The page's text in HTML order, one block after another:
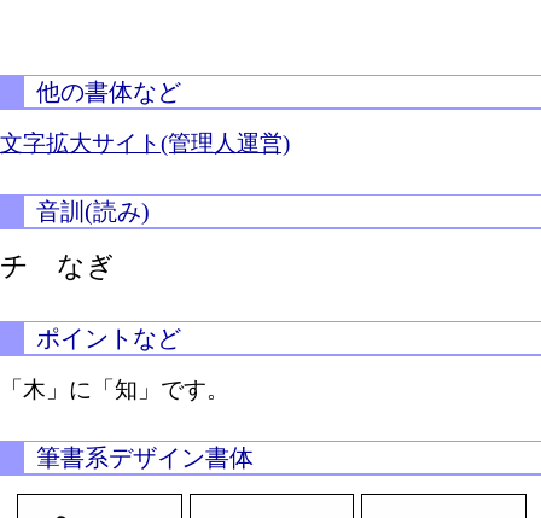
他の書体など
文字拡大サイト(管理人運営)
音訓(読み)
チ なぎ
ポイントなど
「木」に「知」です。
筆書系デザイン書体